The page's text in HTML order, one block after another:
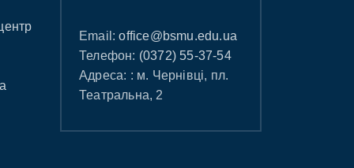
Email:office@bsmu.edu.ua
Телефон: (0372) 55-37-54
Адреса: : м. Чернівці, пл.
Театральна, 2